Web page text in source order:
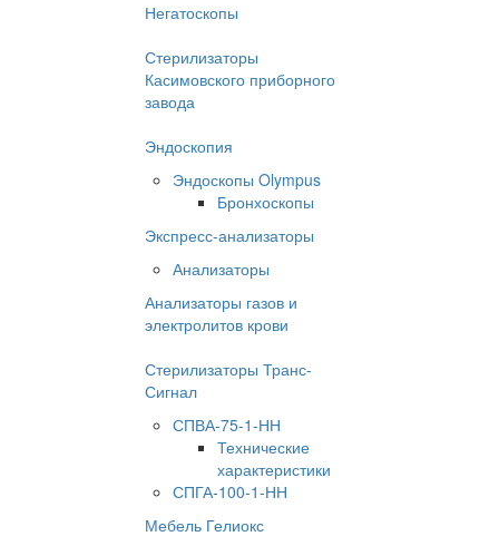
Негатоскопы
Стерилизаторы
Касимовского приборного
завода
Эндоскопия
Эндоскопы Olympus
Бронхоскопы
Экспресс-анализаторы
Анализаторы
Анализаторы газов и
электролитов крови
Стерилизаторы Транс-
Сигнал
СПВА-75-1-НН
Технические
характеристики
СПГА-100-1-НН
Мебель Гелиокс